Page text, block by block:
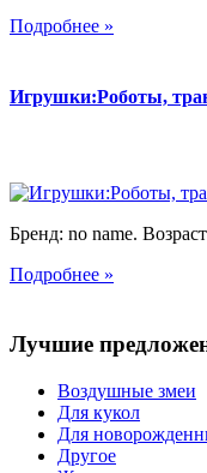
Подробнее »
Игрушки:Роботы,
Бренд: no name.
Подробнее »
Лучшие
Воздушные змеи
Для кукол
Для
Другое